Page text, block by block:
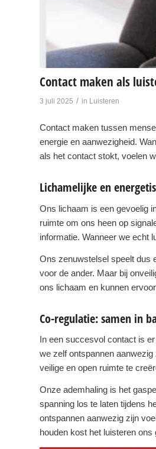
Contact maken als
3 juli 2025 / in Luisteren
Contact maken tussen
energie en aanwezigheid.
als het contact stokt, voelen
Lichamelijke en
Ons lichaam is een gevoelig
ruimte om ons heen op
informatie. Wanneer we echt
Ons zenuwstelsel speelt dus
voor de ander. Maar bij
ons lichaam en kunnen
Co-regulatie: samen in
In een succesvol contact is
we zelf ontspannen
veilige en open ruimte te
Onze ademhaling is het
spanning los te laten tijdens
ontspannen aanwezig zijn
houden kost het luisteren